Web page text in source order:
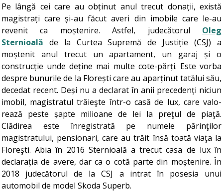
Pe lângă cei care au obținut anul trecut donații, există
magistrați care și-au făcut averi din imobile care le-au
revenit ca moștenire. Astfel, judecătorul Oleg
Sternioală de la Curtea Supremă de Justiție (CSJ) a
moștenit anul trecut un apartament, un garaj și o
construcție unde deține mai multe cote-părți. Este vorba
despre bunurile de la Florești care au aparținut tatălui său,
decedat recent. Deși nu a declarat în anii precedenți niciun
imobil, magistratul tră­ieşte într-o casă de lux, care valo­
rează peste șapte mili­oane de lei la preţul de piaţă.
Clădirea este înre­gis­trată pe numele părinţi­lor
magistratului, pen­sio­nari, care au trăit însă toată viaţa la
Flo­reşti. Abia în 2016 Sternioală a trecut casa de lux în
declarația de avere, dar ca o cotă parte din moștenire. În
2018 judecătorul de la CSJ a intrat în posesia unui
automobil de model Skoda Superb.